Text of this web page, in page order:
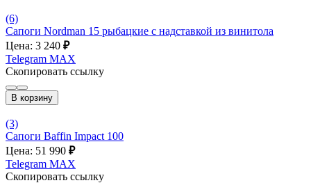
(6)
Сапоги Nordman 15 рыбацкие с надставкой из винитола
Цена: 3 240 ₽
Telegram MAX
Скопировать ссылку
В корзину
(3)
Сапоги Baffin Impact 100
Цена: 51 990 ₽
Telegram MAX
Скопировать ссылку